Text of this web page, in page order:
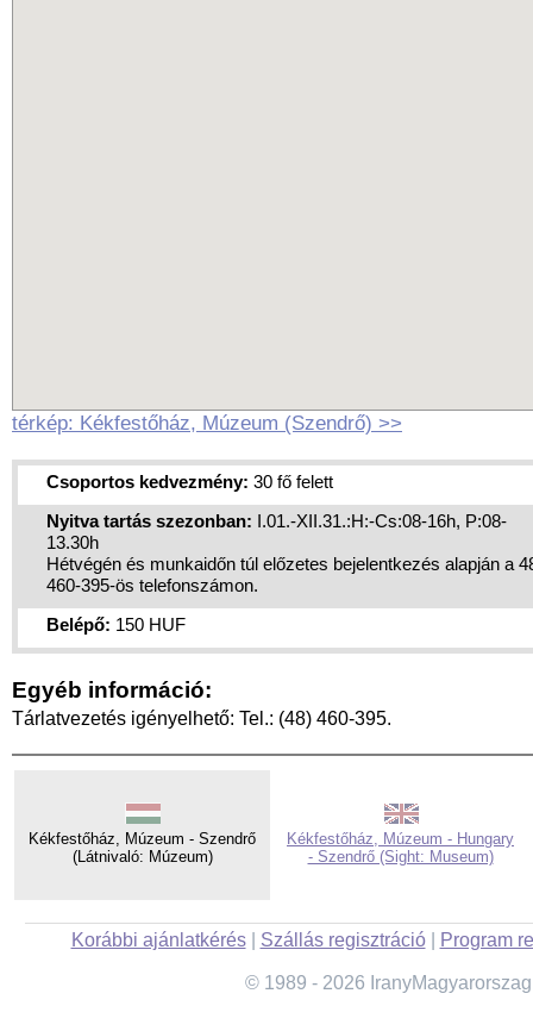
térkép: Kékfestőház, Múzeum (Szendrő) >>
Csoportos kedvezmény: 30 fő felett
Nyitva tartás szezonban: I.01.-XII.31.:H:-Cs:08-16h, P:08-
13.30h
Hétvégén és munkaidőn túl előzetes bejelentkezés alapján a
460-395-ös telefonszámon.
Belépő: 150 HUF
Egyéb információ:
Tárlatvezetés igényelhető: Tel.: (48) 460-395.
Kékfestőház, Múzeum - Szendrő
(Látnivaló: Múzeum)
Kékfestőház, Múzeum - Hungary
- Szendrő (Sight: Museum)
Korábbi ajánlatkérés| Szállás regisztráció| Program
© 1989 - 2026